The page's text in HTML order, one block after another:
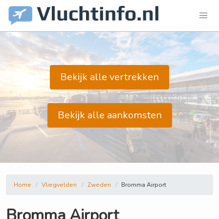
Bekijk alle vertrekken
Bekijk alle aankomsten
Home Vliegvelden Zweden Bromma Airport